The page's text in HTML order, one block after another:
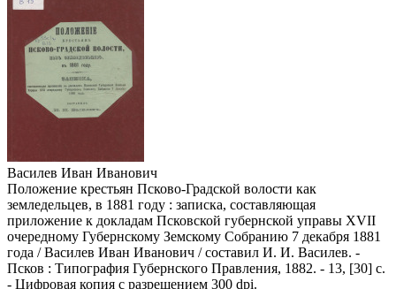
Василев Иван Иванович
Положение крестьян Псково-Градской волости как
земледельцев, в 1881 году : записка, составляющая
приложение к докладам Псковской губернской управы XVII
очередному Губернскому Земскому Собранию 7 декабря 1881
года / Василев Иван Иванович / составил И. И. Василев. -
Псков : Типография Губернского Правления, 1882. - 13, [30] с.
- Цифровая копия с разрешением 300 dpi.